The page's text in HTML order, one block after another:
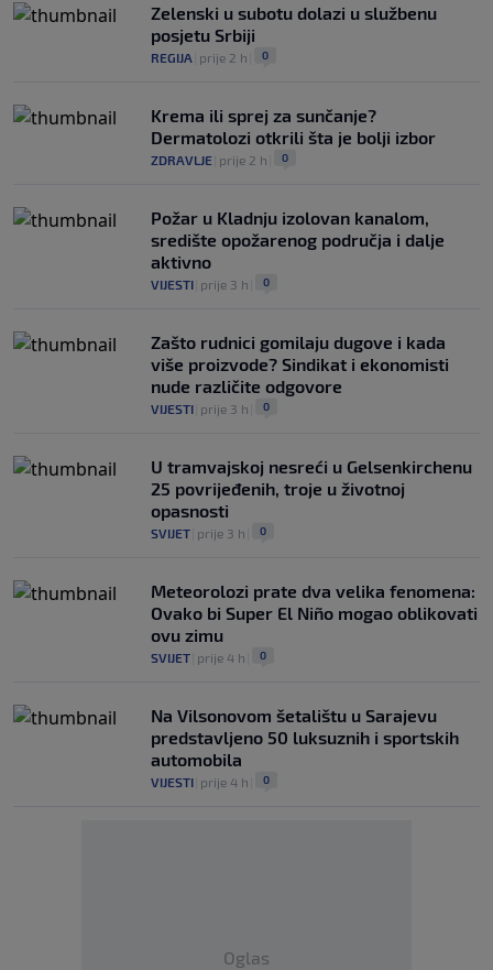
Zelenski u subotu dolazi u službenu
posjetu Srbiji
REGIJA prije 2 h 0
Krema ili sprej za sunčanje?
Dermatolozi otkrili šta je bolji izbor
ZDRAVLJE prije 2 h 0
Požar u Kladnju izolovan kanalom,
središte opožarenog područja i dalje
aktivno
VIJESTI prije 3 h 0
Zašto rudnici gomilaju dugove i kada
više proizvode? Sindikat i ekonomisti
nude različite odgovore
VIJESTI prije 3 h 0
U tramvajskoj nesreći u Gelsenkirchenu
25 povrijeđenih, troje u životnoj
opasnosti
SVIJET prije 3 h 0
Meteorolozi prate dva velika fenomena:
Ovako bi Super El Niño mogao oblikovati
ovu zimu
SVIJET prije 4 h 0
Na Vilsonovom šetalištu u Sarajevu
predstavljeno 50 luksuznih i sportskih
automobila
VIJESTI prije 4 h 0
Oglas